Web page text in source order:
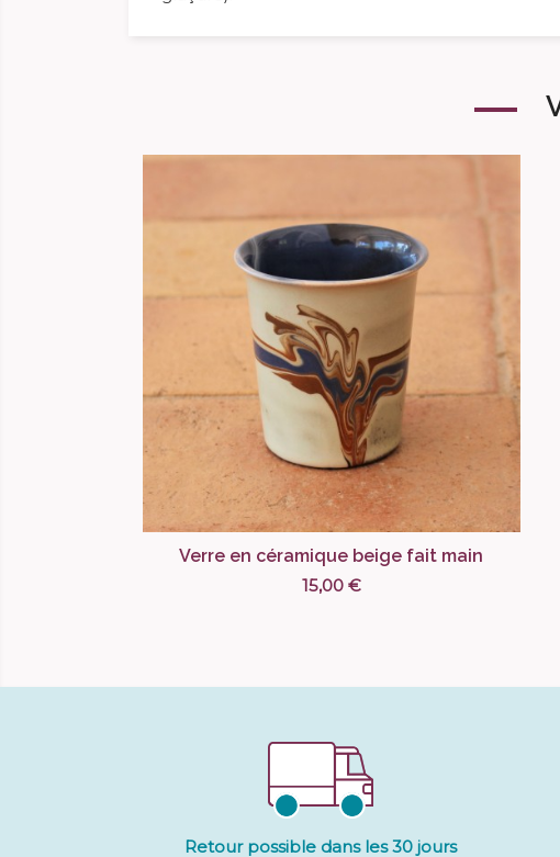
Verre en céramique beige fait main
15,00 €
Retour possible dans les 30 jours